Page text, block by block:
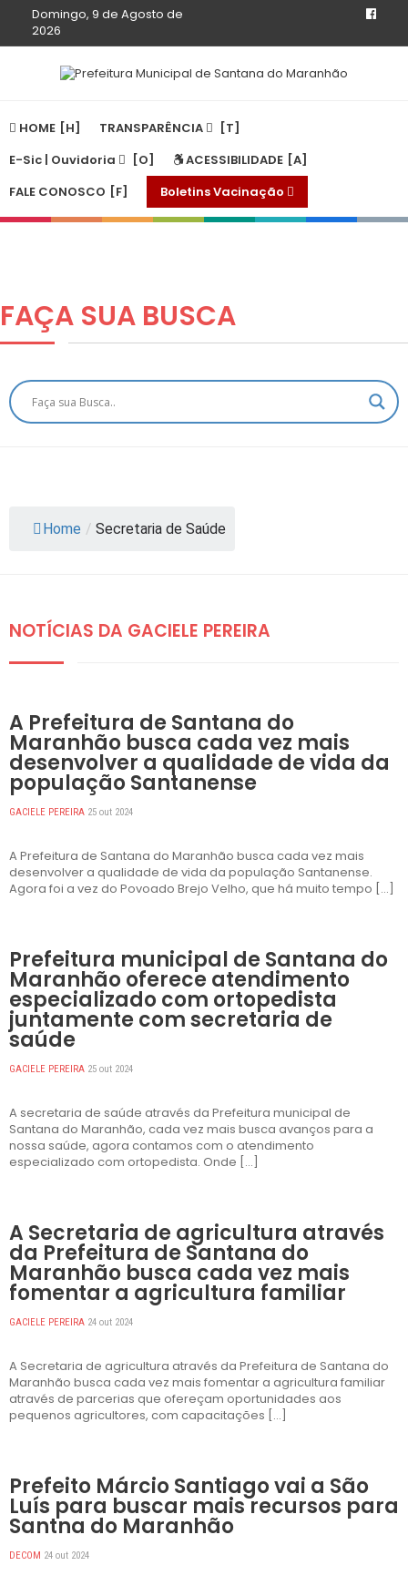
Domingo, 9 de Agosto de
2026
HOME
TRANSPARÊNCIA
E-Sic | Ouvidoria
ACESSIBILIDADE
FALE CONOSCO
Boletins Vacinação
FAÇA SUA BUSCA
Home / Secretaria de Saúde
NOTÍCIAS DA GACIELE PEREIRA
A Prefeitura de Santana do
Maranhão busca cada vez mais
desenvolver a qualidade de vida da
população Santanense
GACIELE PEREIRA 25 out 2024
A Prefeitura de Santana do Maranhão busca cada vez mais
desenvolver a qualidade de vida da população Santanense.
Agora foi a vez do Povoado Brejo Velho, que há muito tempo […]
Prefeitura municipal de Santana do
Maranhão oferece atendimento
especializado com ortopedista
juntamente com secretaria de
saúde
GACIELE PEREIRA 25 out 2024
A secretaria de saúde através da Prefeitura municipal de
Santana do Maranhão, cada vez mais busca avanços para a
nossa saúde, agora contamos com o atendimento
especializado com ortopedista. Onde […]
A Secretaria de agricultura através
da Prefeitura de Santana do
Maranhão busca cada vez mais
fomentar a agricultura familiar
GACIELE PEREIRA 24 out 2024
A Secretaria de agricultura através da Prefeitura de Santana do
Maranhão busca cada vez mais fomentar a agricultura familiar
através de parcerias que ofereçam oportunidades aos
pequenos agricultores, com capacitações […]
Prefeito Márcio Santiago vai a São
Luís para buscar mais recursos para
Santna do Maranhão
DECOM 24 out 2024